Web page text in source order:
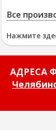
Все
Нажмите
АДРЕСА